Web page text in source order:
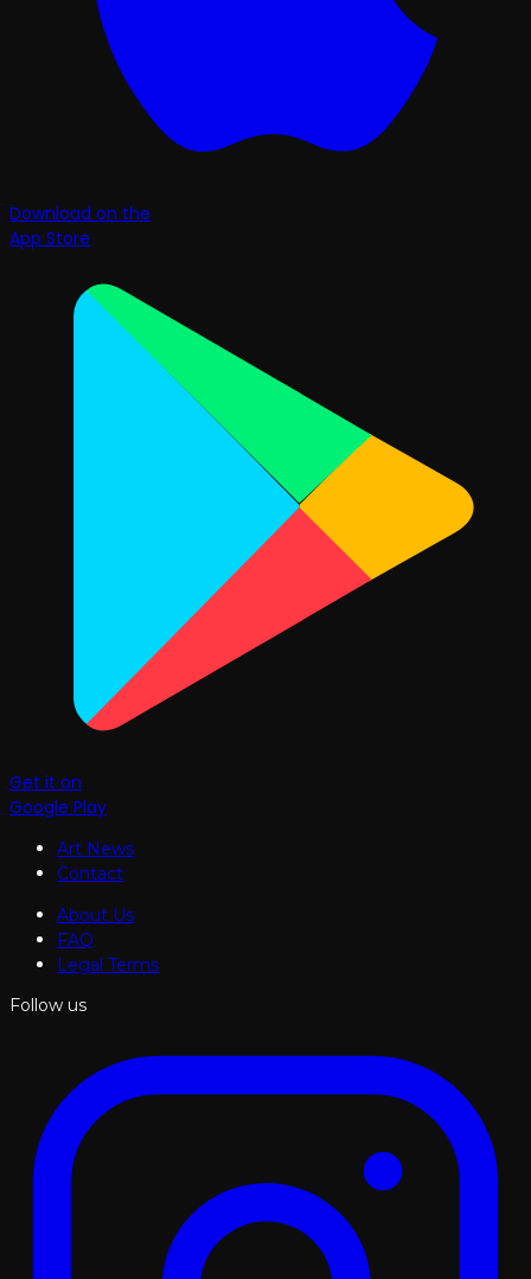
Download on the
App Store
Get it on
Google Play
Art News
Contact
About Us
FAQ
Legal Terms
Follow us